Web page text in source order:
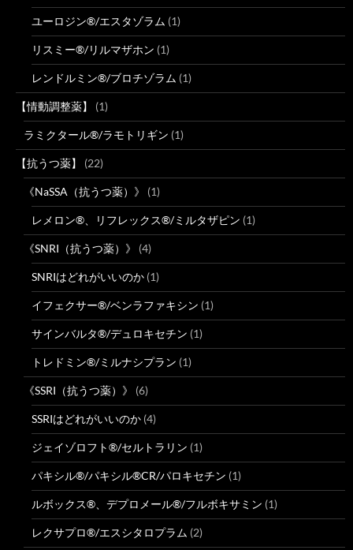
ユーロジン®/エスタゾラム (1)
リスミー®/リルマザホン (1)
レンドルミン®/ブロチゾラム (1)
【情動調整薬】 (1)
ラミクタール®/ラモトリギン (1)
【抗うつ薬】 (22)
《NaSSA（抗うつ薬）》 (1)
レメロン®、リフレックス®/ミルタザピン (1)
《SNRI（抗うつ薬）》 (4)
SNRIはどれがいいのか (1)
イフェクサー®/ベンラファキシン (1)
サインバルタ®/デュロキセチン (1)
トレドミン®/ミルナシプラン (1)
《SSRI（抗うつ薬）》 (6)
SSRIはどれがいいのか (4)
ジェイゾロフト®/セルトラリン (1)
パキシル®/パキシル®CR/パロキセチン (1)
ルボックス®、デプロメール®/フルボキサミン (1)
レクサプロ®/エスシタロプラム (2)